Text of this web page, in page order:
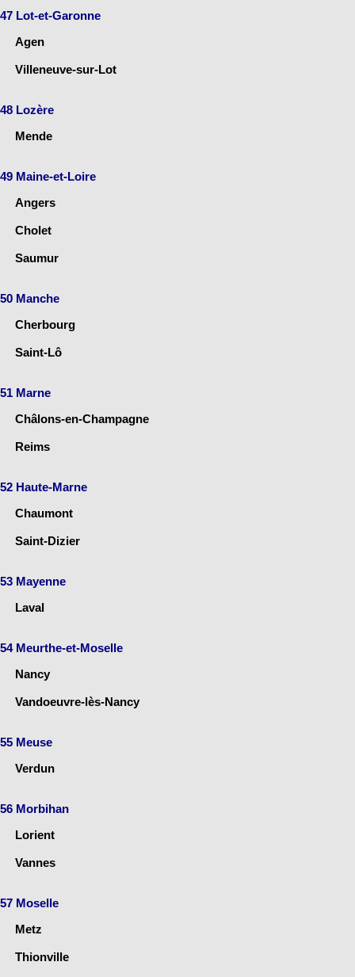
47 Lot-et-Garonne
Agen
Villeneuve-sur-Lot
48 Lozère
Mende
49 Maine-et-Loire
Angers
Cholet
Saumur
50 Manche
Cherbourg
Saint-Lô
51 Marne
Châlons-en-Champagne
Reims
52 Haute-Marne
Chaumont
Saint-Dizier
53 Mayenne
Laval
54 Meurthe-et-Moselle
Nancy
Vandoeuvre-lès-Nancy
55 Meuse
Verdun
56 Morbihan
Lorient
Vannes
57 Moselle
Metz
Thionville